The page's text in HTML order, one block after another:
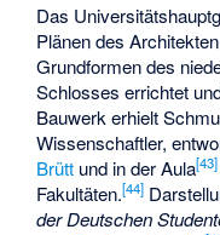
Das
Plänen des
Grundformen des
Schlosses errichtet
Bauwerk erhielt
Wissenschaftler,
Brütt und in der Aula[43]
Fakultäten.[44]
der Deutschen